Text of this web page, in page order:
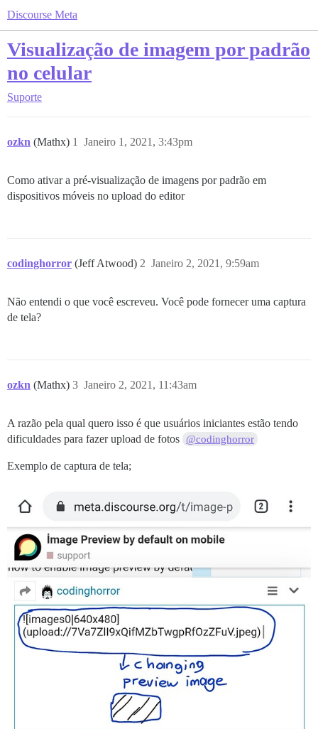
Discourse Meta
Visualização de imagem por padrão
no celular
Suporte
ozkn (Mathx) Janeiro 1, 2021, 3:43pm
1
Como ativar a pré-visualização de imagens por padrão em
dispositivos móveis no upload do editor
codinghorror (Jeff Atwood) Janeiro 2, 2021, 9:59am
2
Não entendi o que você escreveu. Você pode fornecer uma captura
de tela?
ozkn (Mathx) Janeiro 2, 2021, 11:43am
3
A razão pela qual quero isso é que usuários iniciantes estão tendo
dificuldades para fazer upload de fotos @codinghorror
Exemplo de captura de tela;